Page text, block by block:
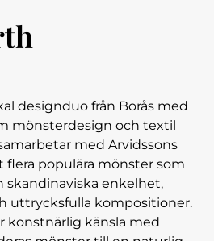
designduo från Borås med
mönsterdesign och textil
med Arvidssons
flera populära mönster som
skandinaviska enkelhet,
uttrycksfulla kompositioner.
konstnärlig känsla med